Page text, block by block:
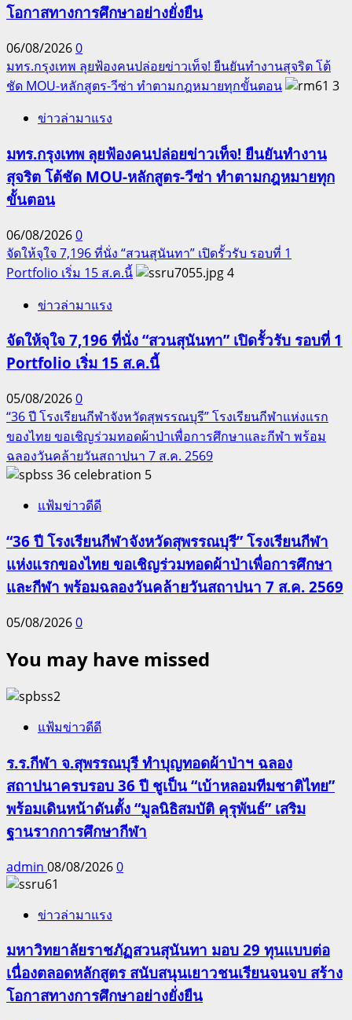
โอกาสทางการศึกษาอย่างยั่งยืน
06/08/20260
มทร.กรุงเทพ ลุยฟ้องคนปล่อยข่าวเท็จ! ยืนยันทำงานสุจริต โต้
ชัด MOU-หลักสูตร-วีซ่า ทำตามกฎหมายทุกขั้นตอน
3
ข่าวล่ามาแรง
มทร.กรุงเทพ ลุยฟ้องคนปล่อยข่าวเท็จ! ยืนยันทำงาน
สุจริต โต้ชัด MOU-หลักสูตร-วีซ่า ทำตามกฎหมายทุก
ขั้นตอน
06/08/20260
จัดให้จุใจ 7,196 ที่นั่ง “สวนสุนันทา” เปิดรั้วรับ รอบที่ 1
Portfolio เริ่ม 15 ส.ค.นี้
4
ข่าวล่ามาแรง
จัดให้จุใจ 7,196 ที่นั่ง “สวนสุนันทา” เปิดรั้วรับ รอบที่ 1
Portfolio เริ่ม 15 ส.ค.นี้
05/08/20260
“36 ปี โรงเรียนกีฬาจังหวัดสุพรรณบุรี” โรงเรียนกีฬาแห่งแรก
ของไทย ขอเชิญร่วมทอดผ้าป่าเพื่อการศึกษาและกีฬา พร้อม
ฉลองวันคล้ายวันสถาปนา 7 ส.ค. 2569
5
แฟ้มข่าวดีดี
“36 ปี โรงเรียนกีฬาจังหวัดสุพรรณบุรี” โรงเรียนกีฬา
แห่งแรกของไทย ขอเชิญร่วมทอดผ้าป่าเพื่อการศึกษา
และกีฬา พร้อมฉลองวันคล้ายวันสถาปนา 7 ส.ค. 2569
05/08/20260
You may have missed
แฟ้มข่าวดีดี
ร.ร.กีฬา จ.สุพรรณบุรี ทำบุญทอดผ้าป่าฯ ฉลอง
สถาปนาครบรอบ 36 ปี ชูเป็น “เบ้าหลอมทีมชาติไทย”
พร้อมเดินหน้าดันตั้ง “มูลนิธิสมบัติ คุรุพันธ์” เสริม
ฐานรากการศึกษากีฬา
admin 08/08/20260
ข่าวล่ามาแรง
มหาวิทยาลัยราชภัฏสวนสุนันทา มอบ 29 ทุนแบบต่อ
เนื่องตลอดหลักสูตร สนับสนุนเยาวชนเรียนจนจบ สร้าง
โอกาสทางการศึกษาอย่างยั่งยืน